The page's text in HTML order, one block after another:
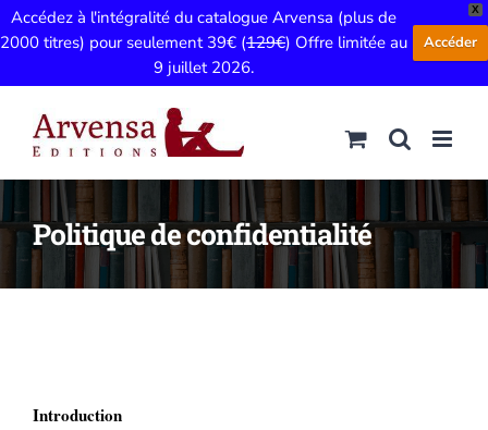
X
Accédez à l'intégralité du catalogue Arvensa (plus de
2000 titres) pour seulement 39€ (129€) Offre limitée au
9 juillet 2026.
Accéder
contenu
Politique de confidentialité
Introduction